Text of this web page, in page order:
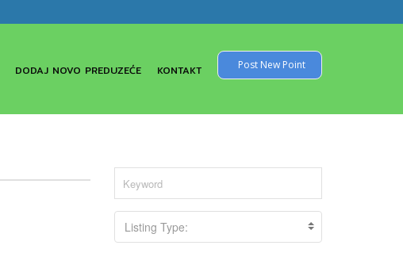
DODAJ NOVO PREDUZEĆE KONTAKT Post New Point
Listing Type: